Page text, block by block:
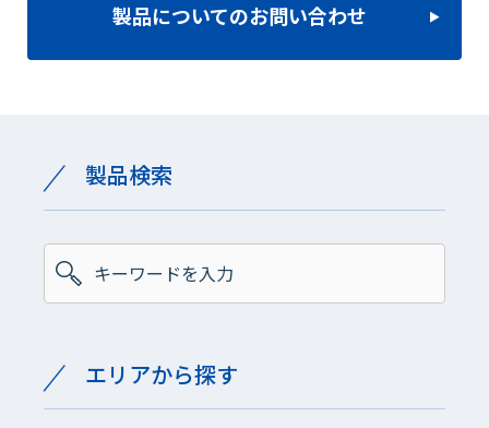
製品についてのお問い合わせ
製品検索
エリアから探す